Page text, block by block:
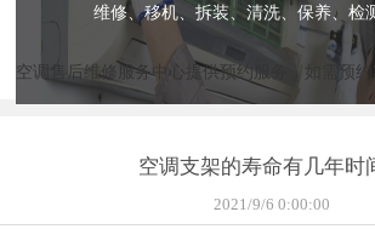
维修、移机、拆装、清洗、保养、检
空调售后维修服务中心提供预约服务，如需预约
空调支架的寿命有几年时
2021/9/6 0:00:00